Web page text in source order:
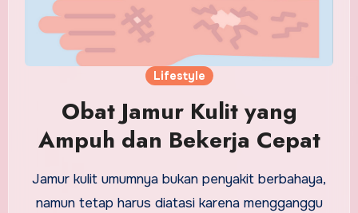
Lifestyle
Obat Jamur Kulit yang
Ampuh dan Bekerja Cepat
Jamur kulit umumnya bukan penyakit berbahaya,
namun tetap harus diatasi karena mengganggu